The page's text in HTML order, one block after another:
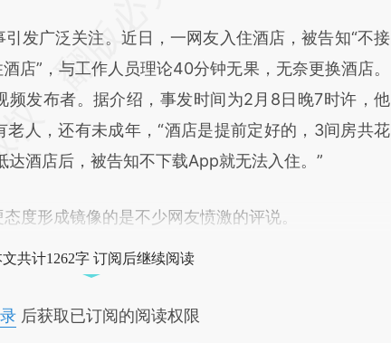
。不代表财新观点和立场。推荐点击链接阅读原文细
广泛关注。近日，一网友入住酒店，被告知“不接
店”，与工作人员理论40分钟无果，无奈更换酒店。
频发布者。据介绍，事发时间为2月8日晚7时许，他
人，还有未成年，“酒店是提前定好的，3间房共花
达酒店后，被告知不下载App就无法入住。”
形成镜像的是不少网友愤激的评说。
共计1262字 订阅后继续阅读
后获取已订阅的阅读权限